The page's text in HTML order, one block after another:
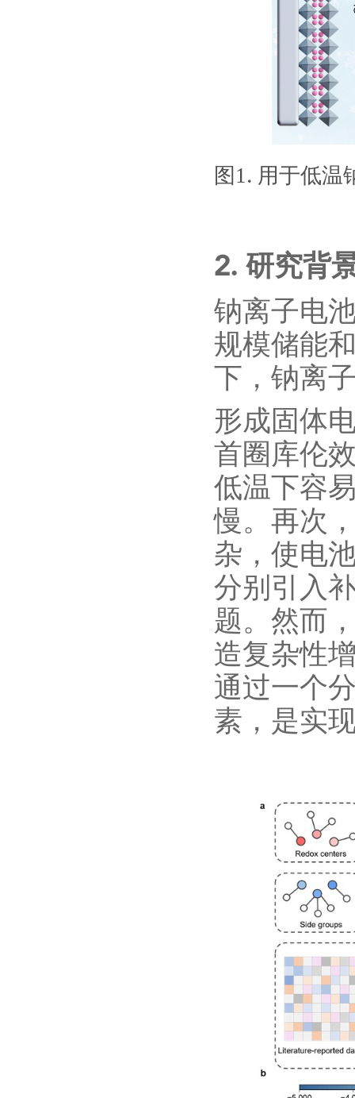
图 1 . 用于低温
2. 研究背
钠离子电
规模储能
下，钠离
形成固体
首圈库伦
低温下容
慢。再次
杂，使电
分别引入
题。然而
造复杂性
通过一个
素，是实